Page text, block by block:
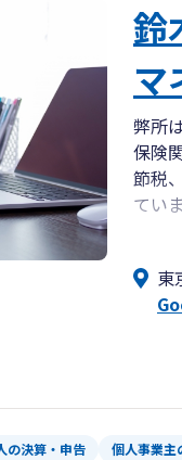
鈴
マ
弊所
保険
節税
てい
の
のつ
荒
東
の決算・申告 個人事業主